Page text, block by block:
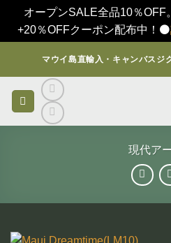
オープンSALE全品10％OFF
+20％OFFクーポン配布中！⚫️
マウイ島直輸入・キャンバスジ
現代ア